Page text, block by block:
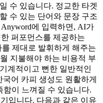
수 있습니다. 정교한 타겟
수 있는 단어와 문장 구조
에 입력하면, AI가
퍼포먼스를 제공하는
제대로 발휘하게 해주는
지불해야 하는 비용적 부
계적이고 뻔한 일반적인
어 카피 생성도 원활하게
이 느껴질 수 있습니다.
입니다. 다음과 같은 이유